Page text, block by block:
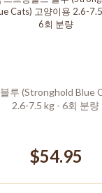
루 (Stronghold Blue
2.6-7.5 kg - 6회 분량
$54.95